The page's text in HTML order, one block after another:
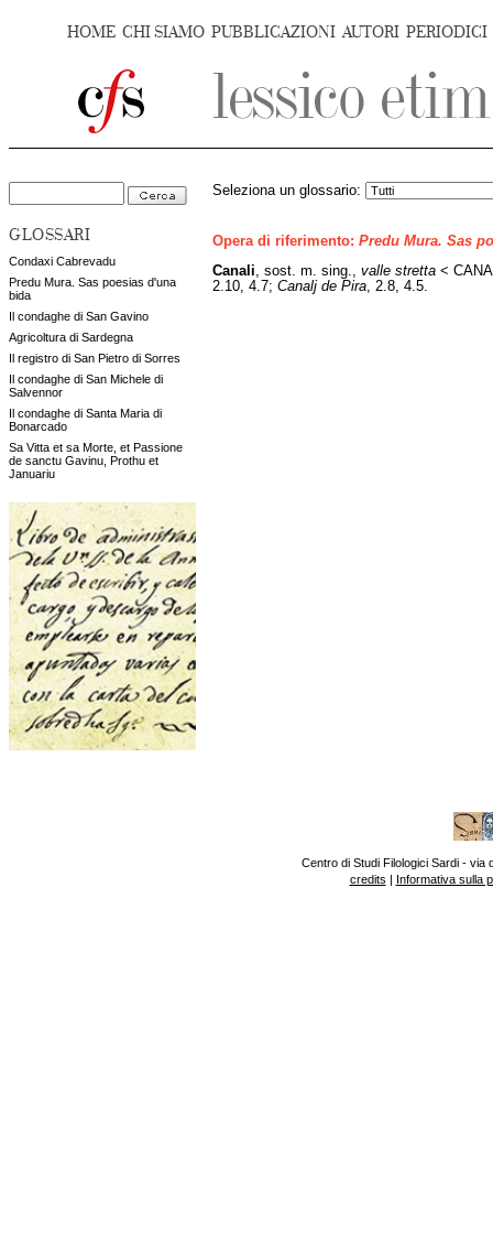
HOME CHI SIAMO PUBBLICAZIONI AUTORI PERIODICI
GLOSSARI
Condaxi Cabrevadu
Predu Mura. Sas poesias d'una
bida
Il condaghe di San Gavino
Agricoltura di Sardegna
Il registro di San Pietro di Sorres
Il condaghe di San Michele di
Salvennor
Il condaghe di Santa Maria di
Bonarcado
Sa Vitta et sa Morte, et Passione
de sanctu Gavinu, Prothu et
Januariu
Seleziona un glossario:
Opera di riferimento: Predu Mura. Sas
Canali
sost. m. sing., valle stretta <
2.10, 4.7; Canalj de Pira , 2.8, 4.5.
Centro di Studi Filologici Sardi - via
credits | Informativa sulla